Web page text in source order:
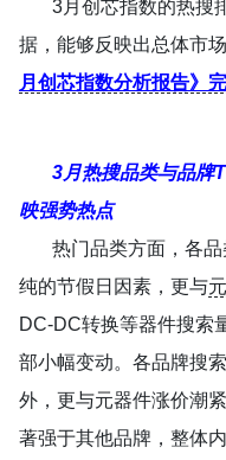
3月创芯指数的热搜
据，能够反映出总体市
月创芯指数分析报告》
3月热搜品类与品牌
映强势热点
热门品类方面，各
纯的节假日因素，更与
DC-DC转换等器件搜索
部小幅变动。各品牌搜
外，更与元器件涨价潮紧
著强于其他品牌，整体